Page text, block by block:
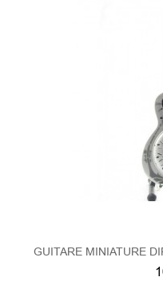
GUITARE MINIATURE